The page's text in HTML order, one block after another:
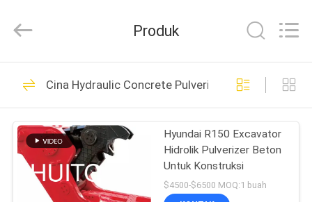
RUMAH
PRODUK
PERTUNJUKAN
Reserved.
Ember Rock
Excavator
258
Produk
Cina Hydraulic Concrete Pulverizer
Hyundai R150 Excavator
Hidrolik Pulverizer Beton
Untuk Konstruksi
$4500-$6500 MOQ:1 buah